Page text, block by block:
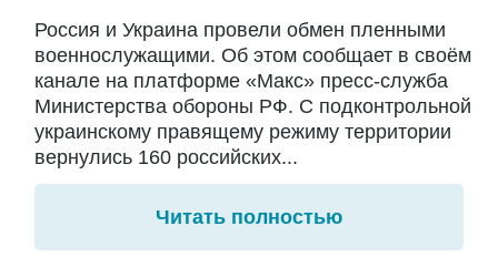
Россия и Украина провели обмен пленными
военнослужащими. Об этом сообщает в своём
канале на платформе «Макс» пресс-служба
Министерства обороны РФ. С подконтрольной
украинскому правящему режиму территории
вернулись 160 российских...
Читать полностью